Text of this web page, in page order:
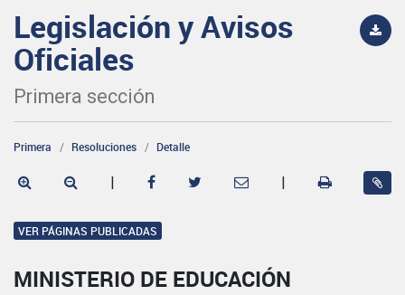
Legislación y Avisos
Oficiales
Primera sección
Primera Resoluciones Detalle
| |
VER PÁGINAS PUBLICADAS
MINISTERIO DE EDUCACIÓN